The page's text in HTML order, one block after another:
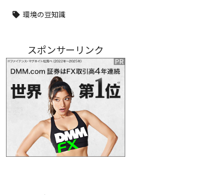
環境の豆知識
スポンサーリンク